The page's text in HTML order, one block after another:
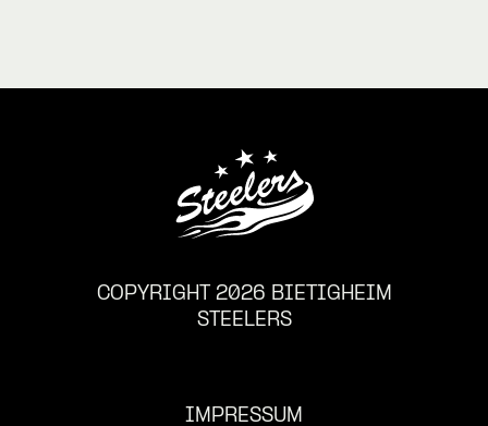
COPYRIGHT 2026 BIETIGHEIM
STEELERS
IMPRESSUM